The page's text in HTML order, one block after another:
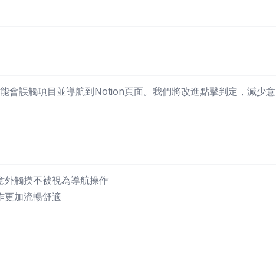
會誤觸項目並導航到Notion頁面。我們將改進點擊判定，減少意
外觸摸不被視為導航操作
更加流暢舒適